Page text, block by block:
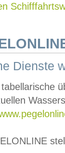
Dienste